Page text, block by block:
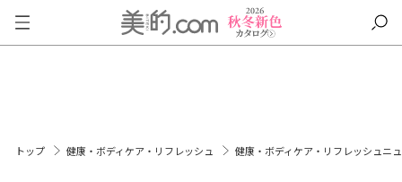
トップ 健康・ボディケア・リフレッシュ 健康・ボディケア・リフレッシュニ